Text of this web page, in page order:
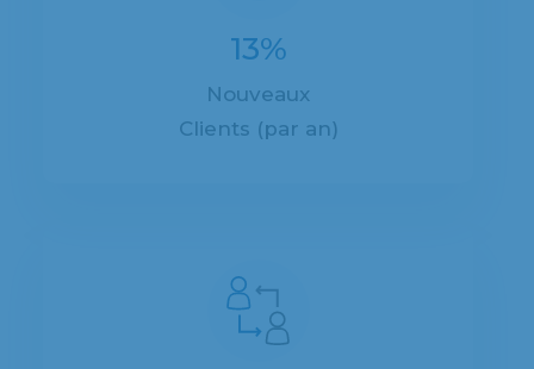
13%
Nouveaux
Clients (par an)